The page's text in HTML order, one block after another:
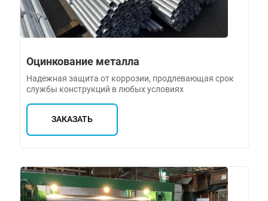
Оцинкование металла
Надежная защита от коррозии, продлевающая срок
службы конструкций в любых условиях
ЗАКАЗАТЬ